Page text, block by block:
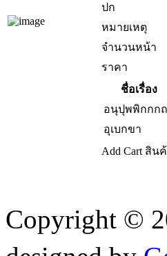
ปก
หมายเหตุ
จำนวนหน้า
ราคา
ชื่อเรื่อง
อนุปุพพิกกก
อุเบกขา
Add Cart สิน
Copyright ©